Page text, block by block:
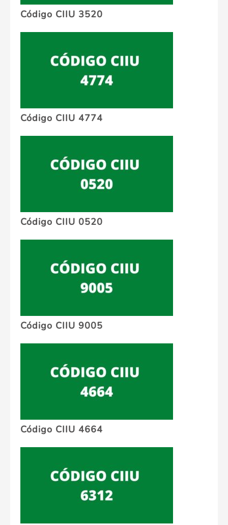
Código CIIU 3520
Código CIIU 4774
Código CIIU 0520
Código CIIU 9005
Código CIIU 4664